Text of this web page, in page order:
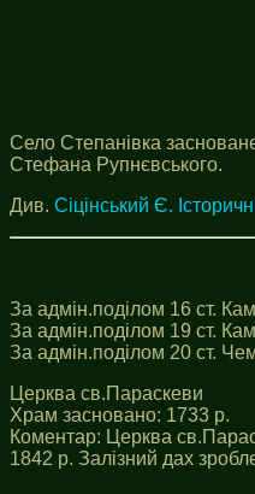
Село Степанівка
Стефана Рупнєвського.
Див. Сіцінський Є.
За адмін.поділом 16 ст.
За адмін.поділом 19 ст.
За адмін.поділом 20 ст.
Церква св.Параскеви
Храм засновано: 1733 р.
Коментар: Церква
1842 р. Залізний дах